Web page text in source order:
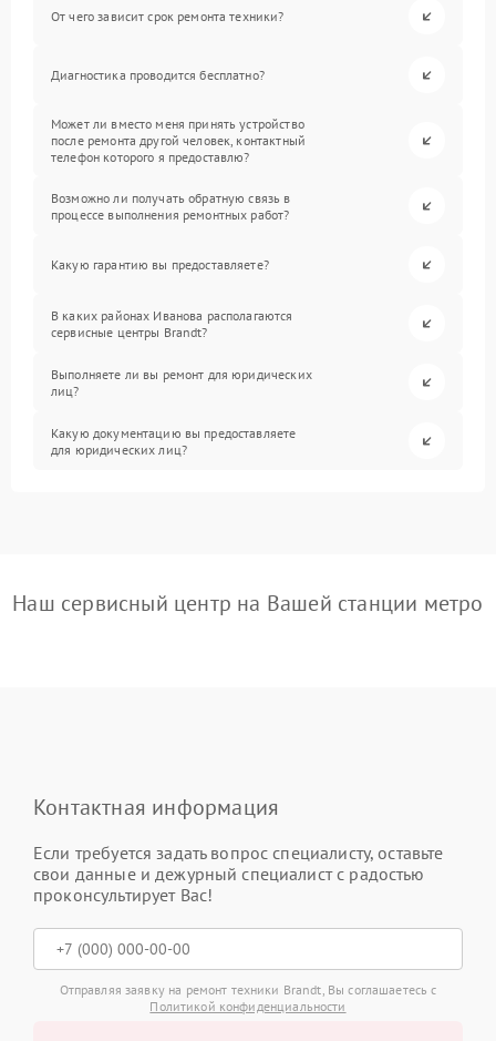
От чего зависит срок ремонта техники?
Диагностика проводится бесплатно?
Может ли вместо меня принять устройство
после ремонта другой человек, контактный
телефон которого я предоставлю?
Возможно ли получать обратную связь в
процессе выполнения ремонтных работ?
Какую гарантию вы предоставляете?
В каких районах Иванова располагаются
сервисные центры Brandt?
Выполняете ли вы ремонт для юридических
лиц?
Какую документацию вы предоставляете
для юридических лиц?
Наш сервисный центр на Вашей станции метро
Контактная информация
Если требуется задать вопрос специалисту, оставьте
свои данные и дежурный специалист с радостью
проконсультирует Вас!
Отправляя заявку на ремонт техники Brandt, Вы соглашаетесь с
Политикой конфиденциальности